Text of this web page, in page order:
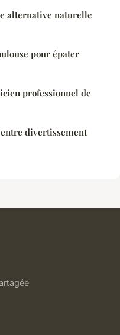
alternative naturelle
pour épater
professionnel de
divertissement